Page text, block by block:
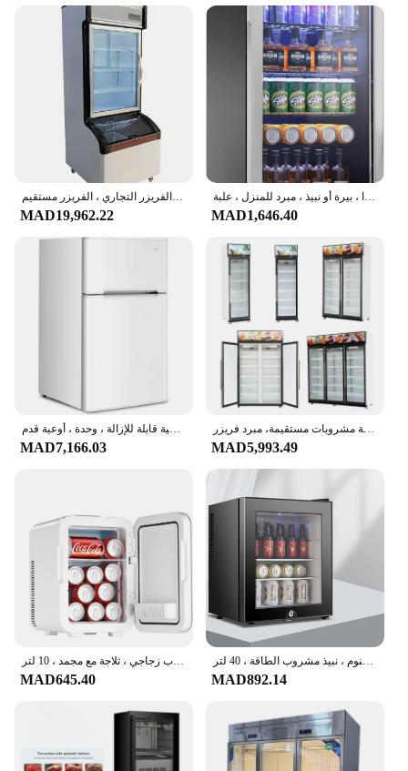
glass cutting tool, the براد زجاج شفاف is the perfect
choice. With its sharp edges and ergonomic design,
it's a tool that's as practical as it is stylish.
مبرد عرض سوبر ماركت ، باب زجاجي للعرض ، مبرد عرض الفواكه النباتية ، الفريزر التجاري ، الفريزر مستقيم
MAD19,962.22
ثلاجة مشروبات صغيرة بباب زجاجي قائم بذاته ، ثلاجة للصودا ، بيرة أو نبيذ ، مبرد للمنزل ، علبة
MAD1,646.40
ثلاجة بباب قابل للعكس ، فريزر ببابين ، مبرد ببابين ، أرفف زجاجية قابلة للإزالة ، وحدة ، أوعية قدم
MAD7,166.03
باب زجاجي واحد تجاري، عرض عمودي، ثلاجة مشروبات مستقيمة، مبرد فريزر
MAD5,993.49
ثلاجة درج صغير مع مجمد ، وحدة رفوف قابلة للتعديل لثلاجة السيارة ، باب زجاجي ، ثلاجة مع مجمد ، 10 لتر
MAD645.40
عرض باب زجاجي خالي من الصقيع ، ثلاجة صغيرة للفندق وغرفة النوم ، نبيذ مشروب الطاقة ، 40 لتر
MAD892.14